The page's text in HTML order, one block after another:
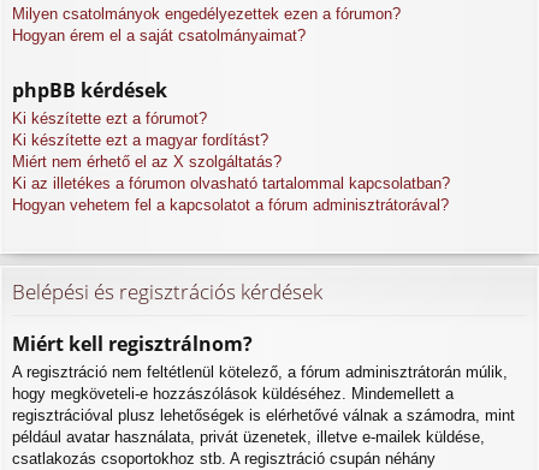
Milyen csatolmányok engedélyezettek ezen a fórumon?
Hogyan érem el a saját csatolmányaimat?
phpBB kérdések
Ki készítette ezt a fórumot?
Ki készítette ezt a magyar fordítást?
Miért nem érhető el az X szolgáltatás?
Ki az illetékes a fórumon olvasható tartalommal kapcsolatban?
Hogyan vehetem fel a kapcsolatot a fórum adminisztrátorával?
Belépési és regisztrációs kérdések
Miért kell regisztrálnom?
A regisztráció nem feltétlenül kötelező, a fórum adminisztrátorán múlik,
hogy megköveteli-e hozzászólások küldéséhez. Mindemellett a
regisztrációval plusz lehetőségek is elérhetővé válnak a számodra, mint
például avatar használata, privát üzenetek, illetve e-mailek küldése,
csatlakozás csoportokhoz stb. A regisztráció csupán néhány